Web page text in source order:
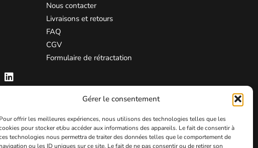
Gérer le consentement
Pour offrir les meilleures expériences, nous utilisons des technologies telles que les
pour stocker et/ou accéder aux informations des appareils. Le fait de consentir à
technologies nous permettra de traiter des données telles que le comportement de
navigation ou les ID uniques sur ce site. Le fait de ne pas consentir ou de retirer son
Nous contacter
Livraisons et retours
FAQ
CGV
Formulaire de rétractation